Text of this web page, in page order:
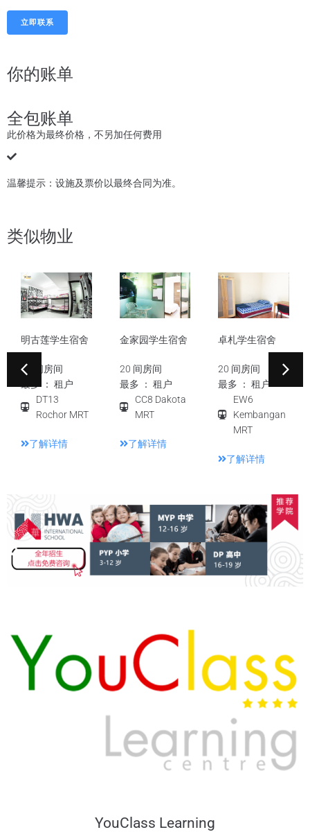
立即联系
你的账单
全包账单
此价格为最终价格，不另加任何费用
温馨提示：设施及票价以最终合同为准。
类似物业
明古莲学生宿舍
10 间房间
最多 ： 租户
DT13
Rochor MRT
了解详情
金家园学生宿舍
20 间房间
最多 ： 租户
CC8 Dakota
MRT
了解详情
卓札学生宿舍
20 间房间
最多 ： 租户
EW6
Kembangan
MRT
了解详情
YouClass Learning